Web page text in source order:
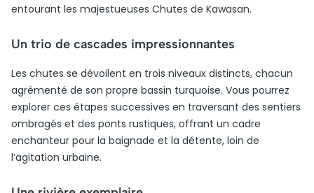
entourant les majestueuses Chutes de Kawasan.
Un trio de cascades impressionnantes
Les chutes se dévoilent en trois niveaux distincts, chacun
agrémenté de son propre bassin turquoise. Vous pourrez
explorer ces étapes successives en traversant des sentiers
ombragés et des ponts rustiques, offrant un cadre
enchanteur pour la baignade et la détente, loin de
l’agitation urbaine.